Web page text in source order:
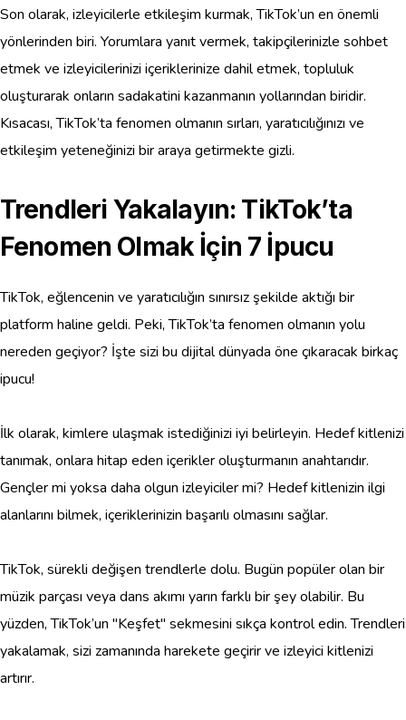
Son olarak, izleyicilerle etkileşim kurmak, TikTok’un en önemli
yönlerinden biri. Yorumlara yanıt vermek, takipçilerinizle sohbet
etmek ve izleyicilerinizi içeriklerinize dahil etmek, topluluk
oluşturarak onların sadakatini kazanmanın yollarından biridir.
Kısacası, TikTok’ta fenomen olmanın sırları, yaratıcılığınızı ve
etkileşim yeteneğinizi bir araya getirmekte gizli.
Trendleri Yakalayın: TikTok’ta
Fenomen Olmak İçin 7 İpucu
TikTok, eğlencenin ve yaratıcılığın sınırsız şekilde aktığı bir
platform haline geldi. Peki, TikTok’ta fenomen olmanın yolu
nereden geçiyor? İşte sizi bu dijital dünyada öne çıkaracak birkaç
ipucu!
İlk olarak, kimlere ulaşmak istediğinizi iyi belirleyin. Hedef kitlenizi
tanımak, onlara hitap eden içerikler oluşturmanın anahtarıdır.
Gençler mi yoksa daha olgun izleyiciler mi? Hedef kitlenizin ilgi
alanlarını bilmek, içeriklerinizin başarılı olmasını sağlar.
TikTok, sürekli değişen trendlerle dolu. Bugün popüler olan bir
müzik parçası veya dans akımı yarın farklı bir şey olabilir. Bu
yüzden, TikTok’un "Keşfet" sekmesini sıkça kontrol edin. Trendleri
yakalamak, sizi zamanında harekete geçirir ve izleyici kitlenizi
artırır.